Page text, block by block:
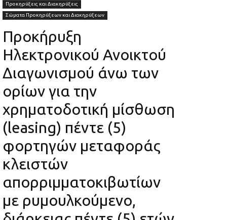
Προκηρύξεις και Διακηρύξεις
Σώματα Προκηρύξεων και Διακηρύξεων
Προκήρυξη
Ηλεκτρονικού Ανοικτού
Διαγωνισμού άνω των
ορίων για την
χρηματοδοτική μίσθωση
(leasing) πέντε (5)
φορτηγών μεταφοράς
κλειστών
απορριμματοκιβωτίων
με ρυμουλκούμενο,